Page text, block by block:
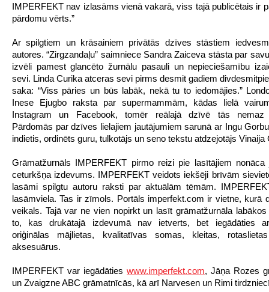
IMPERFEKT nav izlasāms vienā vakarā, viss tajā publicētais ir
pārdomu vērts.”
Ar spilgtiem un krāsainiem privātās dzīves stāstiem
autores. “Zirgzandaļu” saimniece Sandra Zaiceva stāsta par
izvēli pamest glancēto žurnālu pasauli un nepieciešamību
sevi. Linda Curika atceras sevi pirms desmit gadiem
saka: “Viss pāries un būs labāk, nekā tu to iedomājies.”
Inese Ejugbo raksta par supermammām, kādas lielā
Instagram un Facebook, tomēr reālajā dzīvē tās nemaz
Pārdomās par dzīves lielajiem jautājumiem sarunā ar Ingu
indietis, ordinēts guru, tulkotājs un seno tekstu atdzejotājs Vinaija
Grāmatžurnāls IMPERFEKT pirmo reizi pie lasītājiem
ceturkšņa izdevums. IMPERFEKT veidots iekšēji brīvām
lasāmi spilgtu autoru raksti par aktuālām tēmām.
lasāmviela. Tas ir zīmols. Portāls imperfekt.com ir vietne, kurā
veikals. Tajā var ne vien nopirkt un lasīt grāmatžurnāla
to, kas drukātajā izdevumā nav ietverts, bet iegādāties
oriģinālas mājlietas, kvalitatīvas somas, kleitas,
aksesuārus.
IMPERFEKT var iegādāties www.imperfekt.com, Jāņa Rozes
un Zvaigzne ABC grāmatnīcās, kā arī Narvesen un Rimi